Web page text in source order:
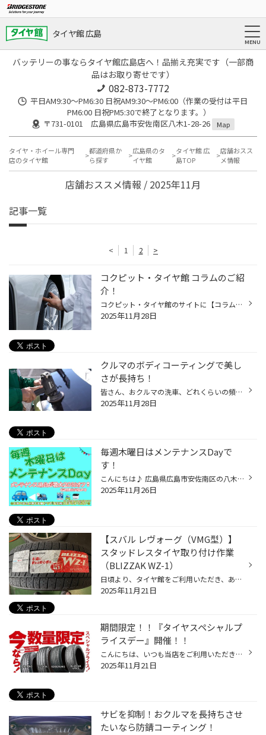
タイヤ館 広島
バッテリーの事ならタイヤ館広島店へ！品揃え充実です（一部商
品はお取り寄せです）
082-873-7772
平日AM9:30～PM6:30 日祝AM9:30〜PM6:00（作業の受付は平日
PM6:00 日祝PM5:30で終了となります。）
〒731-0101 広島県広島市安佐南区八木1-28-26
Map
タイヤ・ホイール専門
店のタイヤ館
都道府県か
ら探す
広島県のタ
イヤ館
タイヤ館 広
島TOP
店舗おスス
メ情報
店舗おススメ情報 / 2025年11月
記事一覧
< 1 2 >
コクピット・タイヤ館 コラムのご紹
介！
コクピット・タイヤ館のサイトに【コラム】があるのはご存知でしょうか。 みなさんのおクルマのお悩みやタイヤに関するコラム記事を掲載しております。 この度は、『アライメント』や『コーティング』などのおクルマのメンテナンス、 タイヤに関連するコラム記事を掲載いたしました。 点検や交換の...
2025年11月28日
クルマのボディコーティングで美し
さが長持ち！
皆さん、おクルマの洗車、どれくらいの頻度でされてますか？ お忙しい毎日の中で、ずっとキレイに保つのは至難の業ではないでしょうか？ それでも、なるべくクルマはキレイに保ちたいというお客様にオススメなサービス 今回は、おクルマの「ボディコーティング」のご紹介です。 ボディコーティング...
2025年11月28日
毎週木曜日はメンテナンスDayで
す！
こんにちは♪ 広島県広島市安佐南区の八木にあります タイヤ館広島店のたけもとです！ 最近、ホームページを更新出来ない理由があります！ 皆様、ご存じかは分かりませんが タイヤ館広島店は今年の１２月末をもって 改装の為、一時閉店致します 閉店時期は、来年2026年１月と２月となっております で...
2025年11月26日
【スバル レヴォーグ（VMG型）】
スタッドレスタイヤ取り付け作業
（BLIZZAK WZ-1）
日頃より、タイヤ館をご利用いただき、ありがとうございます。 さて、当店と同じチェーン店の近隣タイヤ館店舗で作業いたしましたタイヤ交換作業をご紹介します。 （WEB掲載をご快諾いただきましたお客様！大変感謝しております。 いつもご愛顧いただき誠にありがとうございます！！） おクルマ：ス...
2025年11月21日
期間限定！！『タイヤスペシャルプ
ライスデー』開催！！
こんにちは、いつも当店をご利用いただきましてありがとうございます。 本日より、コクピット・タイヤ館におきまして、 期間限定！ サイズ限定！！ 数量限定！！！ お得にお買い求めいただける、「タイヤスペシャルプライスデー」がスタートします！ お得なタイヤのご紹介！！ ワゴンR、N-BOX、タン...
2025年11月21日
サビを抑制！おクルマを長持ちさせ
たいなら防錆コーティング！